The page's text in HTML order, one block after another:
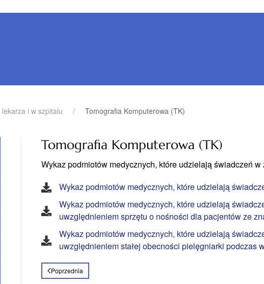
lekarza i w szpitalu Tomografia Komputerowa (TK)
Tomografia Komputerowa (TK)
Wykaz podmiotów medycznych, które udzielają świadczeń
Wykaz podmiotów medycznych, które udzielają
Wykaz podmiotów medycznych, które udzielają
uwzględnieniem sprzętu o nośności dla pacjentów ze
Wykaz podmiotów medycznych, które udzielają
uwzględnieniem stałej obecności pielęgniarki podczas
Poprzednia